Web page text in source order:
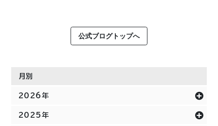
公式ブログトップへ
月別
2026年
2025年